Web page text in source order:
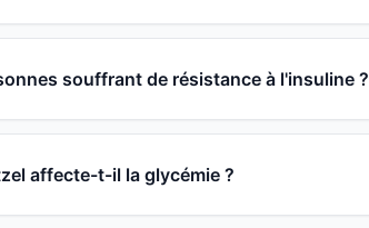
souffrant de résistance à l'insuline ?
affecte-t-il la glycémie ?